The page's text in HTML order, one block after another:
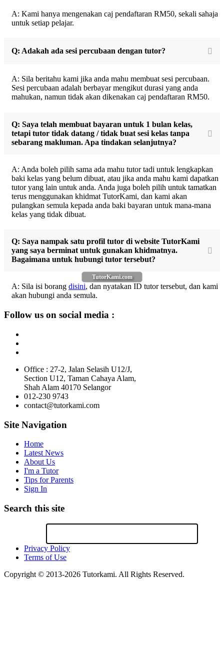
TutorKami.com
A: Kami hanya mengenakan caj pendaftaran RM50, sekali sahaja
untuk setiap pelajar.
Q: Adakah ada sesi percubaan dengan tutor?
A: Sila beritahu kami jika anda mahu membuat sesi percubaan.
Sesi percubaan adalah berbayar mengikut durasi yang anda
mahukan, namun tidak akan dikenakan caj pendaftaran RM50.
Q: Saya telah membuat bayaran untuk 1 bulan kelas,
tetapi tutor tidak datang / tidak buat sesi kelas tanpa
sebarang makluman. Apa tindakan selanjutnya?
A: Anda boleh pilih sama ada mahu tutor tadi untuk lengkapkan
baki kelas yang belum dibuat, atau jika anda mahu kami dapatkan
tutor yang lain untuk anda. Anda juga boleh pilih untuk tamatkan
terus menggunakan khidmat TutorKami, dan kami akan
pulangkan semula kepada anda baki bayaran untuk mana-mana
kelas yang tidak dibuat.
Q: Saya nampak satu profil tutor di website TutorKami
yang saya berminat untuk gunakan khidmatnya.
Bagaimana untuk hubungi tutor tersebut?
A: Sila isi borang disini, dan nyatakan ID tutor tersebut, dan kami
akan hubungi anda semula.
Follow us on social media :
Office : 27-2, Jalan Selasih U12/J,
Section U12, Taman Cahaya Alam,
Shah Alam 40170 Selangor
012-230 9743
contact@tutorkami.com
Site Navigation
Home
Latest News
About Us
I'm a Tutor
Tips for Parents
Sign In
Search this site
Privacy Policy
Terms of Use
Copyright © 2013-2026 Tutorkami. All Rights Reserved.